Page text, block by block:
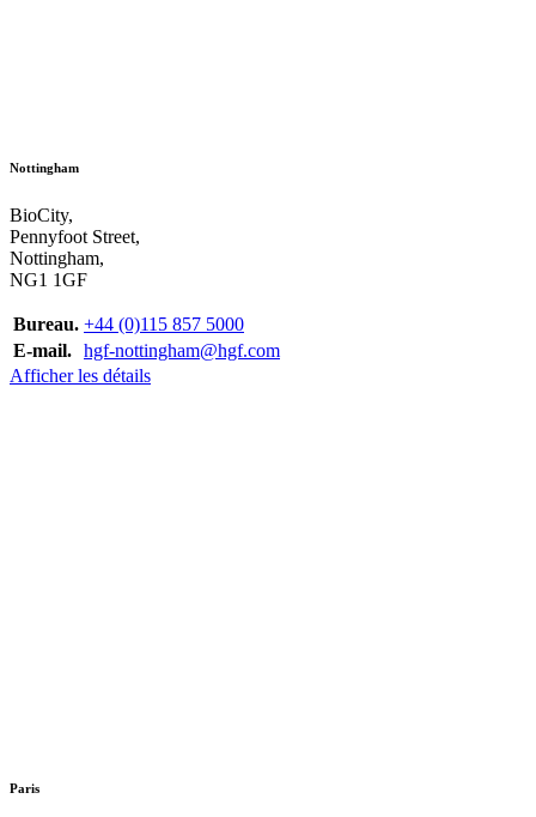
Nottingham
BioCity,
Pennyfoot Street,
Nottingham,
NG1 1GF
Bureau. +44 (0)115 857 5000
E-mail. hgf-nottingham@hgf.com
Afficher les détails
Paris